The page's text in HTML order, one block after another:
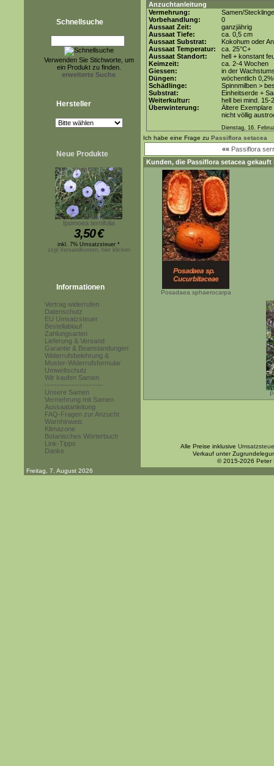
Schnellsuche
Verwenden Sie Stichworte, um
ein Produkt zu finden.
erweiterte Suche
Hersteller
Neue Produkte
Ipomoea ternifolia
3,50€
inkl. 7% Umsatzsteuer *
zzgl.Versandkosten, hier klicken
Informationen
Vertrag widerrufen
Datenschutz
EU Umsatzsteuer
Bestellablauf
Zahlungsarten
Lieferung & Versand
Garantie & Beanstandungen
Widerrufsbelehrung &
Muster-Widerrufsformular
Umweltschutz
Wir kaufen Samen
------------------------
Unsere Samen
Vermehrung mit Samen
Aussaatanleitung
FAQ-Fragen zur Anzucht
Warnhinweis
Klimazone
Botanisches Wörterbuch
Link-Tipps
Danke
Anzuchtanleitung
Vermehrung:
Samen/Stecklinge
Vorbehandlung:
0
Aussaat Zeit:
ganzjährig
Aussaat Tiefe:
ca. 0,5 cm
Aussaat Substrat:
Kokohum oder
Aussaat Temperatur:
ca. 25°C+
Aussaat Standort:
hell + konstant
Keimzeit:
ca. 2-4 Wochen
Giessen:
in der
Düngen:
wöchentlich
Schädlinge:
Spinnmilben >
Substrat:
Einheitserde +
Weiterkultur:
hell bei mind. 15-
Überwinterung:
Ältere
nicht völlig
Dienstag, 16.
Ich habe eine Frage zu Passiflora setacea
«« Passiflora
Kunden, die Passiflora setacea gekauft
Posadaea sphaerocarpa
Alle Preise inklusive
Verkauf unter
© 2015-2026 Peter
Freitag, 7. August 2026